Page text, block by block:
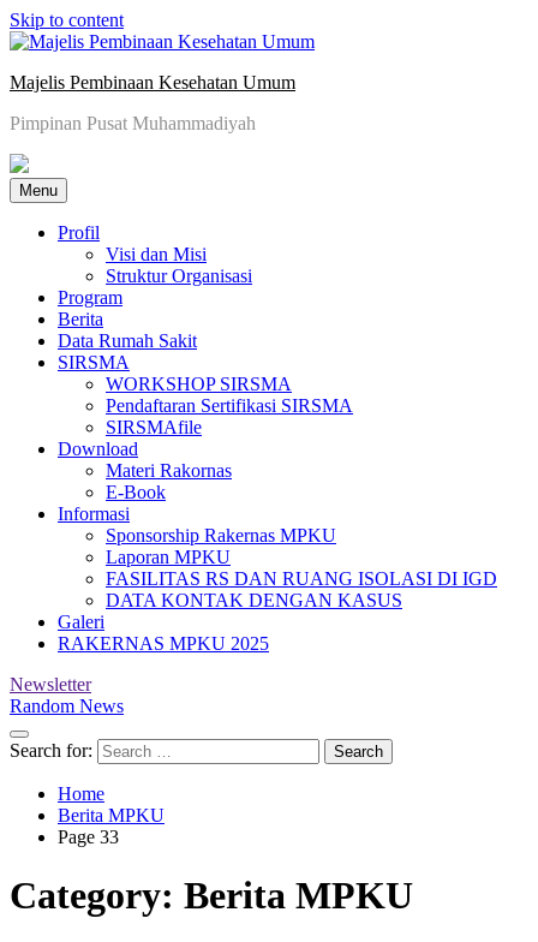
Skip to content
Majelis Pembinaan Kesehatan Umum
Pimpinan Pusat Muhammadiyah
Menu
Profil
Visi dan Misi
Struktur Organisasi
Program
Berita
Data Rumah Sakit
SIRSMA
WORKSHOP SIRSMA
Pendaftaran Sertifikasi SIRSMA
SIRSMAfile
Download
Materi Rakornas
E-Book
Informasi
Sponsorship Rakernas MPKU
Laporan MPKU
FASILITAS RS DAN RUANG ISOLASI DI IGD
DATA KONTAK DENGAN KASUS
Galeri
RAKERNAS MPKU 2025
Newsletter
Random News
Search for:
Home
Berita MPKU
Page 33
Category: Berita MPKU